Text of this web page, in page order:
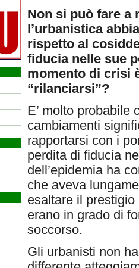
Non si può fare a
l’urbanistica
rispetto al
fiducia nelle sue
momento di crisi
“rilanciarsi”?
E’ molto probabile
cambiamenti
rapportarsi con i
perdita di fiducia
dell’epidemia ha
che aveva
esaltare il
erano in grado di
soccorso.
Gli urbanisti non